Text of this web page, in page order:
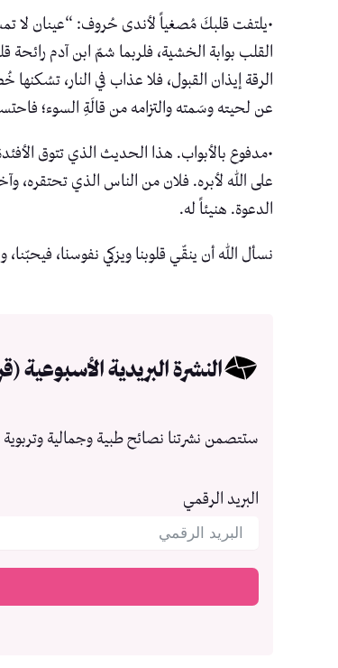
•يلتفت قلبكَ مُصغياً لأندى حُروف: “عينان لا
القلب بوابة الخشية، فلربما شمّ ابن آدم رائحة
الرقة إيذان القبول، فلا عذاب في النار، تسُكنها
عن لحيته وسَمته والتزامه من قالَةِ السوء؛
•مدفوع بالأبواب. هذا الحديث الذي تتوق
على الله لأبره. فلان من الناس الذي تحتقره،
الدعوة. هنيئاً له.
نسأل الله أن ينقّي قلوبنا ويزكي نفوسنا، فيحبّنا،
النشرة البريدية الأسبوعية
ستتصمن نشرتنا نصائح طبية وجمالية
البريد الرقمي